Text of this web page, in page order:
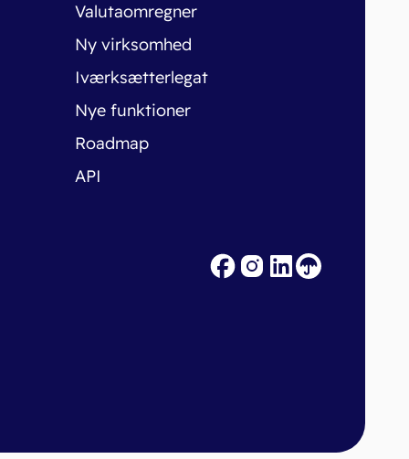
Valutaomregner
Ny virksomhed
Iværksætterlegat
Nye funktioner
Roadmap
API